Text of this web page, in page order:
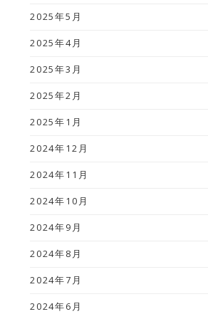
2025年5月
2025年4月
2025年3月
2025年2月
2025年1月
2024年12月
2024年11月
2024年10月
2024年9月
2024年8月
2024年7月
2024年6月